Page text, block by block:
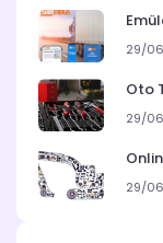
29/
Oto
29/
29/